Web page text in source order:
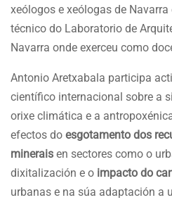
xeólogos e xeólogas de
técnico do Laboratorio de
Navarra onde exerceu como
Antonio Aretxabala participa
científico internacional sobre a
orixe climática e a
efectos do esgotamento dos
minerais en sectores como o
dixitalización e o impacto do
urbanas e na súa adaptación a